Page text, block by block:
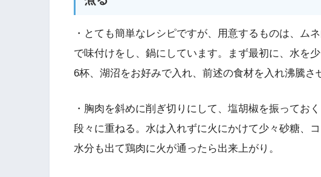
・とても簡単なレシピですが、用意するものは、ム
で味付けをし、鍋にしています。まず最初に、水を
6杯、湖沼をお好みで入れ、前述の食材を入れ沸騰さ
・胸肉を斜めに削ぎ切りにして、塩胡椒を振ってお
段々に重ねる。水は入れずに火にかけて少々砂糖、
水分も出て鶏肉に火が通ったら出来上がり。